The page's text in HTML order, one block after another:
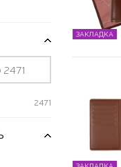
2471
ЗАКЛАДКА